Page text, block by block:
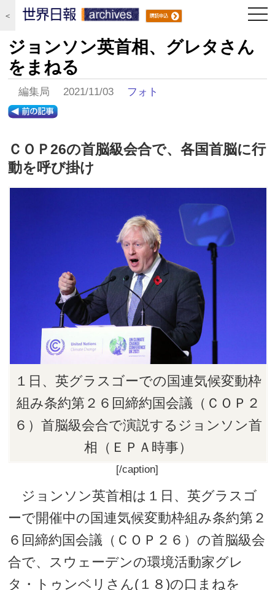
＜
ジョンソン英首相、グレタさん
をまねる
編集局 2021/11/03 フォト
ＣＯＰ26の首脳級会合で、各国首脳に行
動を呼び掛け
１日、英グラスゴーでの国連気候変動枠
組み条約第２６回締約国会議（ＣＯＰ２
６）首脳級会合で演説するジョンソン首
相（ＥＰＡ時事）
[/caption]
ジョンソン英首相は１日、英グラスゴ
ーで開催中の国連気候変動枠組み条約第２
６回締約国会議（ＣＯＰ２６）の首脳級会
合で、スウェーデンの環境活動家グレ
タ・トゥンベリさん(１８)の口まねを